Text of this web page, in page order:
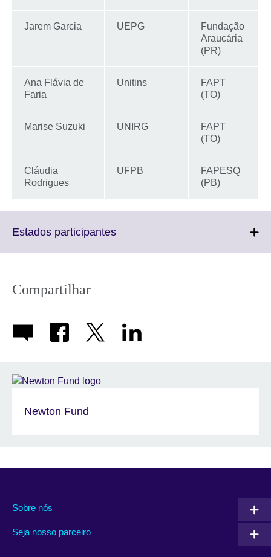
Jarem Garcia UEPG
Fundação
Araucária
(PR)
Ana Flávia de
Faria
Unitins
FAPT
(TO)
Marise Suzuki UNIRG
FAPT
(TO)
Cláudia
Rodrigues
UFPB
FAPESQ
(PB)
Estados participantesClick
Compartilhar
Newton Fund
Sobre nós
Seja nosso parceiro